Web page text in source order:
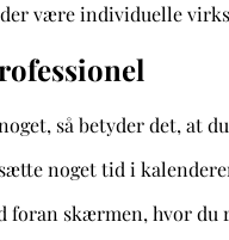
være individuelle
så betyder det, at
noget tid i
skærmen, hvor du